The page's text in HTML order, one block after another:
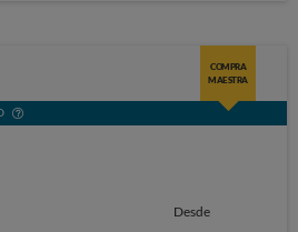
COMPRA
MAESTRA
Desde